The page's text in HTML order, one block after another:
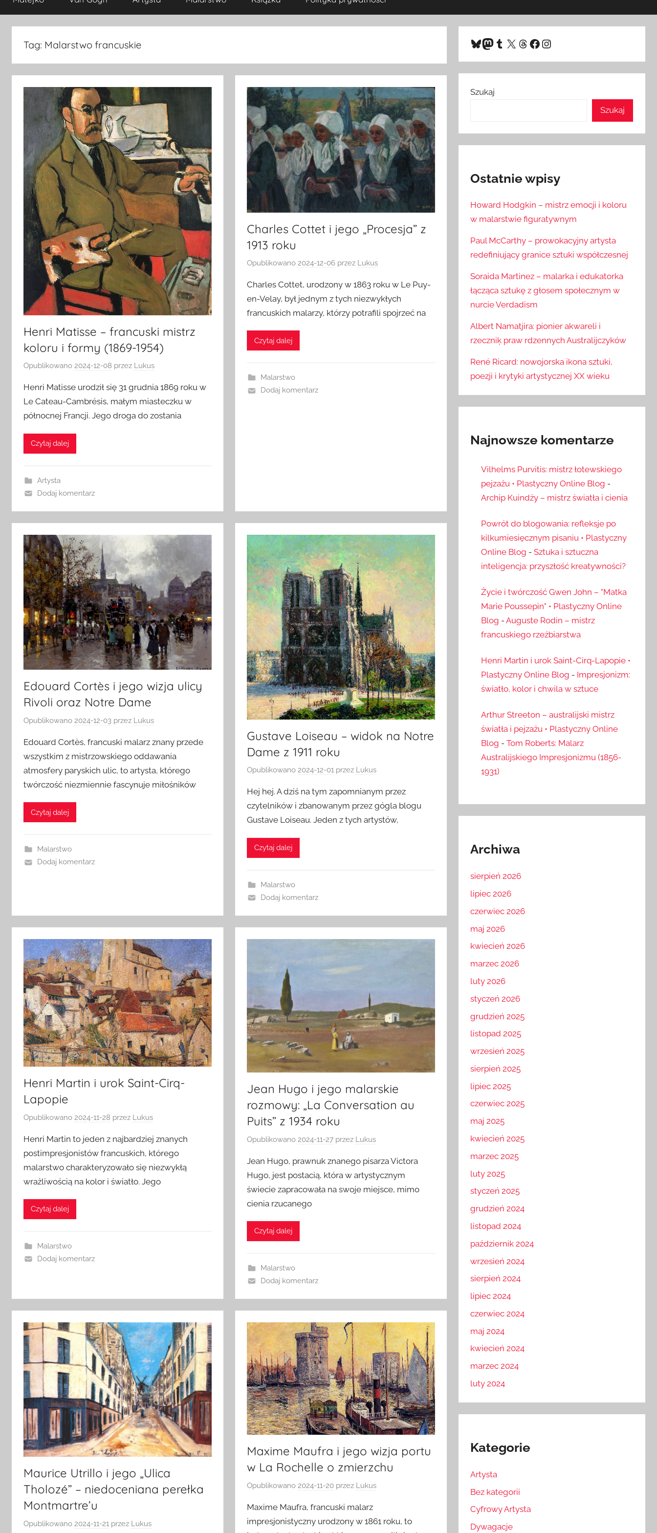
Tag: Malarstwo francuskie
Henri Matisse – francuski mistrz
koloru i formy (1869-1954)
Opublikowano 2024-12-08 przez Lukus
Henri Matisse urodził się 31 grudnia 1869 roku w
Le Cateau-Cambrésis, małym miasteczku w
północnej Francji. Jego droga do zostania
Czytaj dalej
Artysta
Dodaj komentarz
Charles Cottet i jego „Procesja” z
1913 roku
Opublikowano2024-12-06 przez Lukus
Charles Cottet, urodzony w 1863 roku w Le Puy-
en-Velay, był jednym z tych niezwykłych
francuskich malarzy, którzy potrafili spojrzeć na
Czytaj dalej
Malarstwo
Dodaj komentarz
Edouard Cortès i jego wizja ulicy
Rivoli oraz Notre Dame
Opublikowano 2024-12-03 przez Lukus
Edouard Cortès, francuski malarz znany przede
wszystkim z mistrzowskiego oddawania
atmosfery paryskich ulic, to artysta, którego
twórczość niezmiennie fascynuje miłośników
Czytaj dalej
Malarstwo
Dodaj komentarz
Gustave Loiseau – widok na Notre
Dame z 1911 roku
Opublikowano2024-12-01 przez Lukus
Hej hej. A dziś na tym zapomnianym przez
czytelników i zbanowanym przez gógla blogu
Gustave Loiseau. Jeden z tych artystów,
Czytaj dalej
Malarstwo
Dodaj komentarz
Henri Martin i urok Saint-Cirq-
Lapopie
Opublikowano 2024-11-28 przez Lukus
Henri Martin to jeden z najbardziej znanych
postimpresjonistów francuskich, którego
malarstwo charakteryzowało się niezwykłą
wrażliwością na kolor i światło. Jego
Czytaj dalej
Malarstwo
Dodaj komentarz
Jean Hugo i jego malarskie
rozmowy: „La Conversation au
Puits” z 1934 roku
Opublikowano 2024-11-27 przez Lukus
Jean Hugo, prawnuk znanego pisarza Victora
Hugo, jest postacią, która w artystycznym
świecie zapracowała na swoje miejsce, mimo
cienia rzucanego
Czytaj dalej
Malarstwo
Dodaj komentarz
Maurice Utrillo i jego „Ulica
Tholozé” – niedoceniana perełka
Montmartre’u
Opublikowano 2024-11-21 przez Lukus
Maxime Maufra i jego wizja portu
w La Rochelle o zmierzchu
Opublikowano2024-11-20 przez Lukus
Maxime Maufra, francuski malarz
impresjonistyczny urodzony w 1861 roku, to
Bluesky
Mastodon
Tumblr
X Threads
Facebook
Instagram
Szukaj
Szukaj
Ostatnie wpisy
Howard Hodgkin – mistrz emocji i koloru
w malarstwie figuratywnym
Paul McCarthy – prowokacyjny artysta
redefiniujący granice sztuki współczesnej
Soraida Martinez – malarka i edukatorka
łącząca sztukę z głosem społecznym w
nurcie Verdadism
Albert Namatjira: pionier akwareli i
rzeczniķ praw rdzennych Australijczyków
René Ricard: nowojorska ikona sztuki,
poezji i krytyki artystycznej XX wieku
Najnowsze komentarze
Vilhelms Purvitis: mistrz łotewskiego
pejzażu • Plastyczny Online Blog -
Archip Kuindży – mistrz światła i cienia
Powrót do blogowania: refleksje po
kilkumiesięcznym pisaniu • Plastyczny
Online Blog - Sztuka i sztuczna
inteligencja: przyszłość kreatywności?
Życie i twórczość Gwen John – "Matka
Marie Poussepin" • Plastyczny Online
Blog - Auguste Rodin – mistrz
francuskiego rzeźbiarstwa
Henri Martin i urok Saint-Cirq-Lapopie •
Plastyczny Online Blog - Impresjonizm:
światło, kolor i chwila w sztuce
Arthur Streeton – australijski mistrz
światła i pejzażu • Plastyczny Online
Blog - Tom Roberts: Malarz
Australijskiego Impresjonizmu (1856-
1931)
Archiwa
sierpień 2026
lipiec 2026
czerwiec 2026
maj 2026
kwiecień 2026
marzec 2026
luty 2026
styczeń 2026
grudzień 2025
listopad 2025
wrzesień 2025
sierpień 2025
lipiec 2025
czerwiec 2025
maj 2025
kwiecień 2025
marzec 2025
luty 2025
styczeń 2025
grudzień 2024
listopad 2024
październik 2024
wrzesień 2024
sierpień 2024
lipiec 2024
czerwiec 2024
maj 2024
kwiecień 2024
marzec 2024
luty 2024
Kategorie
Artysta
Bez kategorii
Cyfrowy Artysta
Dywagacje